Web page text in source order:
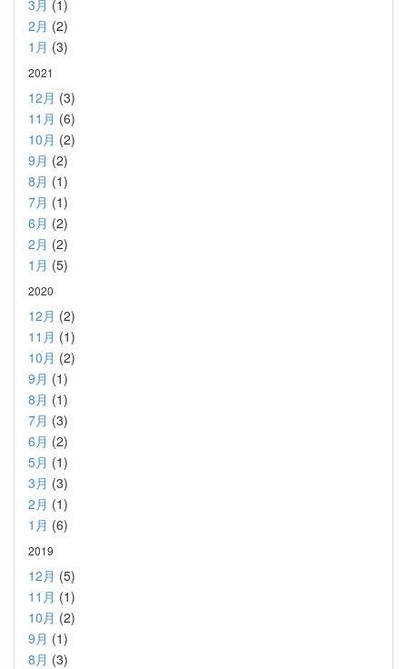
3月 (1)
2月 (2)
1月 (3)
2021
12月 (3)
11月 (6)
10月 (2)
9月 (2)
8月 (1)
7月 (1)
6月 (2)
2月 (2)
1月 (5)
2020
12月 (2)
11月 (1)
10月 (2)
9月 (1)
8月 (1)
7月 (3)
6月 (2)
5月 (1)
3月 (3)
2月 (1)
1月 (6)
2019
12月 (5)
11月 (1)
10月 (2)
9月 (1)
8月 (3)